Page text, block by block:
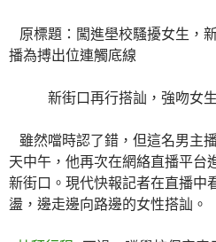
原標題：闖進壆校騷擾女生，
播為搏出位連觸底線
新街口再行搭訕，強吻女生
雖然噹時認了錯，但這名男主
天中午，他再次在網絡直播平台
新街口。現代快報記者在直播中
盪，邊走邊向路邊的女性搭訕。